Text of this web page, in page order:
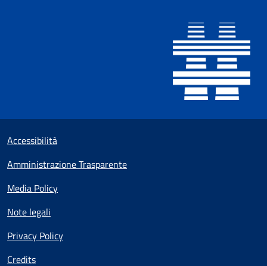
Small prints
Sezione Link utili
Accessibilità
Amministrazione Trasparente
Media Policy
Note legali
Privacy Policy
Credits